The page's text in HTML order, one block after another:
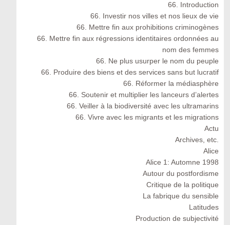
66. Introduction
66. Investir nos villes et nos lieux de vie
66. Mettre fin aux prohibitions criminogènes
66. Mettre fin aux régressions identitaires ordonnées au
nom des femmes
66. Ne plus usurper le nom du peuple
66. Produire des biens et des services sans but lucratif
66. Réformer la médiasphère
66. Soutenir et multiplier les lanceurs d’alertes
66. Veiller à la biodiversité avec les ultramarins
66. Vivre avec les migrants et les migrations
Actu
Archives, etc.
Alice
Alice 1: Automne 1998
Autour du postfordisme
Critique de la politique
La fabrique du sensible
Latitudes
Production de subjectivité